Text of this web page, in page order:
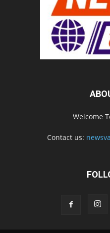
Welcome
Contact us: